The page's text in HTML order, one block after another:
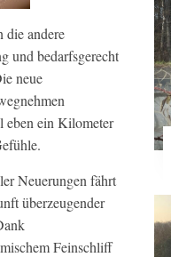
die andere
und bedarfsgerecht
neue
eben ein Kilometer
Neuerungen fährt
überzeugender
Feinschliff